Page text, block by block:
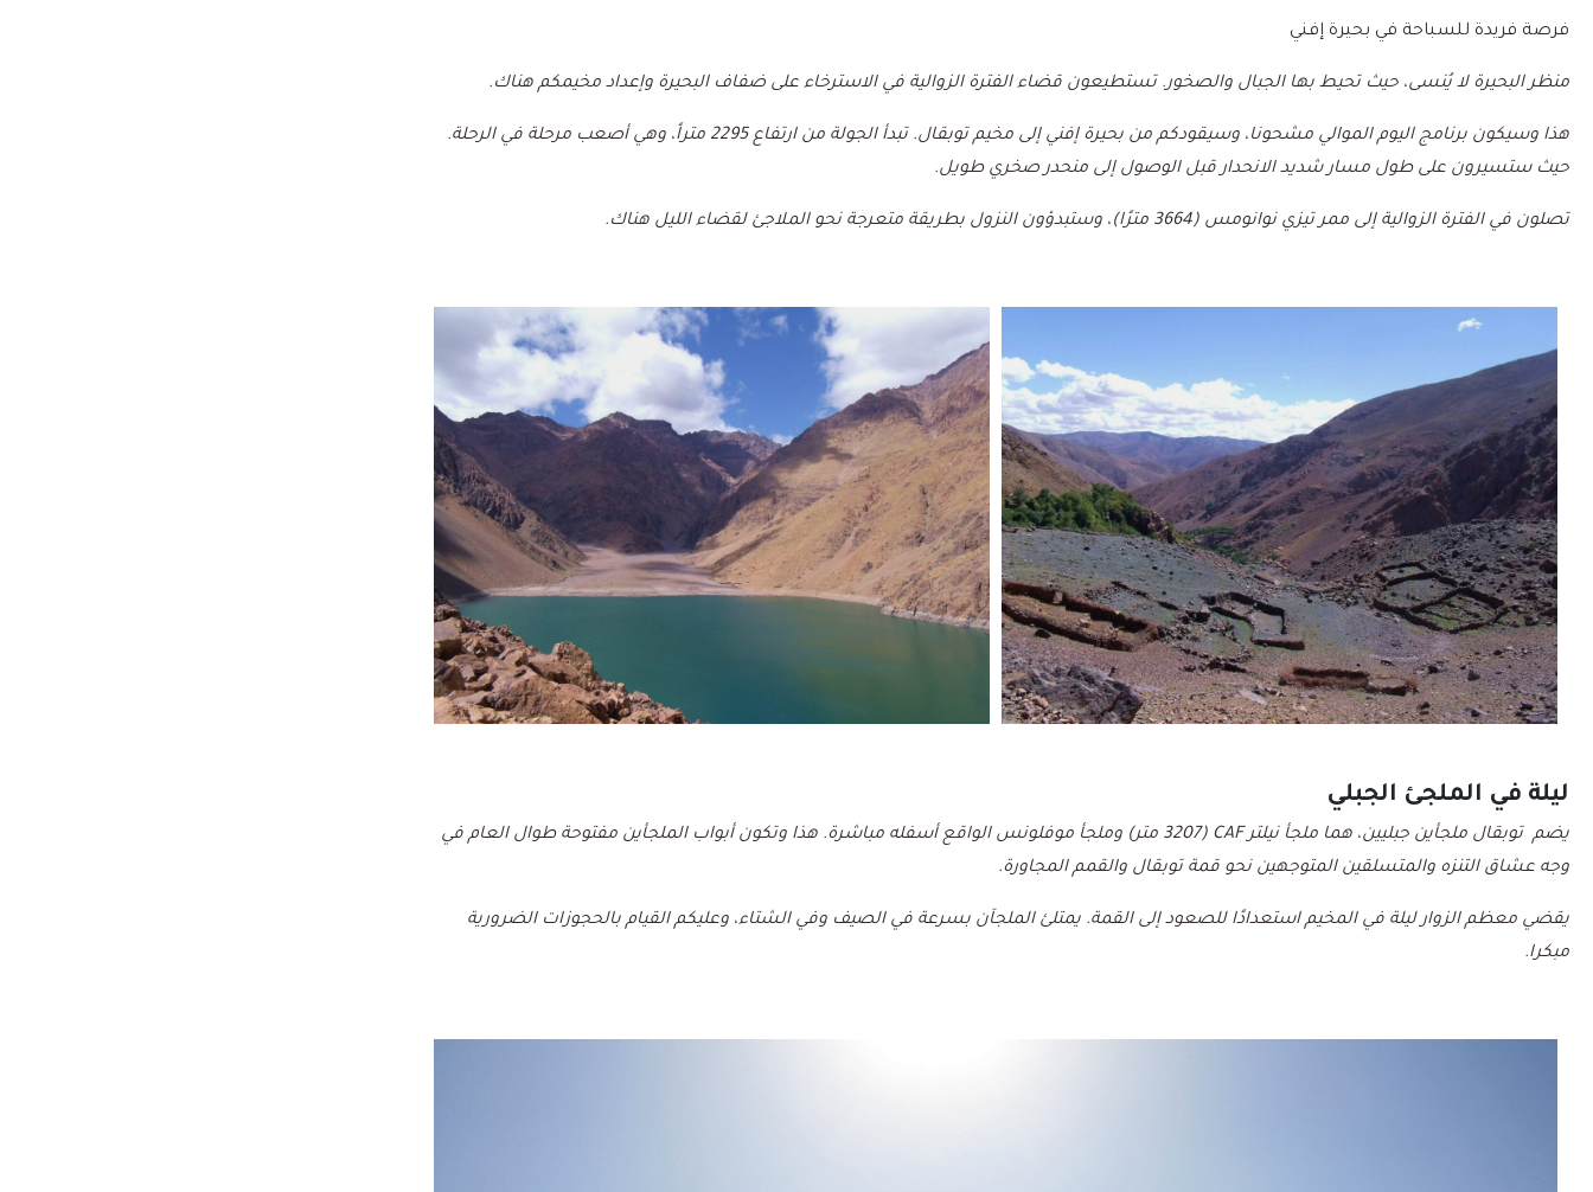
فرصة فريدة للسباحة في بحيرة إفني
منظر البحيرة لا يُنسى، حيث تحيط بها الجبال والصخور. تستطيعون قضاء الفترة الزوالية في الاسترخاء على ضفاف البحيرة وإعداد مخيمكم هناك.
هذا وسيكون برنامج اليوم الموالي مشحونا، وسيقودكم من بحيرة إفني إلى مخيم توبقال. تبدأ الجولة من ارتفاع 2295 متراً، وهي أصعب مرحلة في الرحلة.
حيث ستسيرون على طول مسار شديد الانحدار قبل الوصول إلى منحدر صخري طويل.
تصلون في الفترة الزوالية إلى ممر تيزي نوانومس (
3664 مترًا)، وستبدؤون النزول بطريقة متعرجة نحو الملاجئ لقضاء الليل هناك.
ليلة في الملجئ الجبلي
يضم توبقال ملجأين جبليين، هما ملجأ نيلترCAF (3207 متر)
وملجأ موفلونس الواقع أسفله مباشرة. هذا وتكون أبواب الملجأين مفتوحة طوال العام في
وجه عشاق التنزه والمتسلقين المتوجهين نحو قمة توبقال والقمم المجاورة.
يقضي معظم الزوار ليلة في المخيم استعدادًا للصعود إلى القمة. يمتلئ الملجآن بسرعة في الصيف وفي الشتاء، وعليكم القيام بالحجوزات الضرورية
مبكرا.